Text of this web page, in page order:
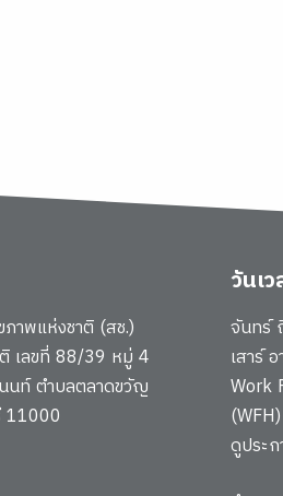
าพแห่งชาติ (สช.)
เลขที่ 88/39 หมู่ 4
นท์ ตำบลตลาดขวัญ
11000
วันเ
จันทร์
เสาร์
Work
(WFH)
ดูประ